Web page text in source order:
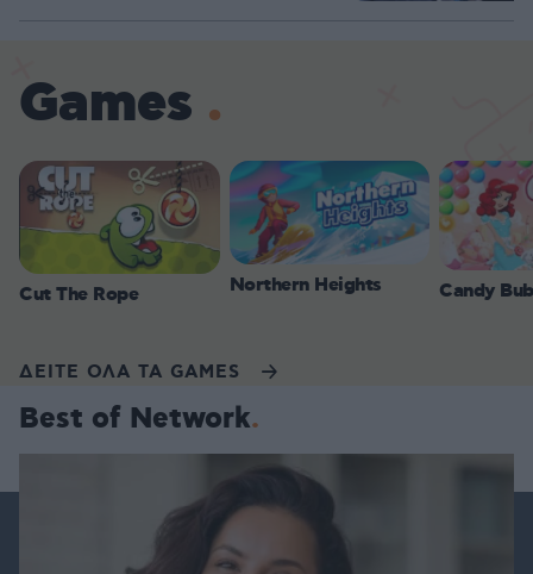
Games
Cut The Rope Northern Heights Candy
ΔΕΙΤΕ ΟΛΑ ΤΑ GAMES
Best of Network